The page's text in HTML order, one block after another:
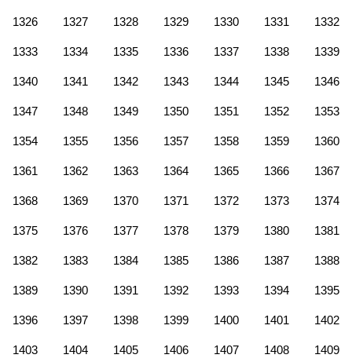
1326 1327 1328 1329 1330 1331 1332
1333 1334 1335 1336 1337 1338 1339
1340 1341 1342 1343 1344 1345 1346
1347 1348 1349 1350 1351 1352 1353
1354 1355 1356 1357 1358 1359 1360
1361 1362 1363 1364 1365 1366 1367
1368 1369 1370 1371 1372 1373 1374
1375 1376 1377 1378 1379 1380 1381
1382 1383 1384 1385 1386 1387 1388
1389 1390 1391 1392 1393 1394 1395
1396 1397 1398 1399 1400 1401 1402
1403 1404 1405 1406 1407 1408 1409